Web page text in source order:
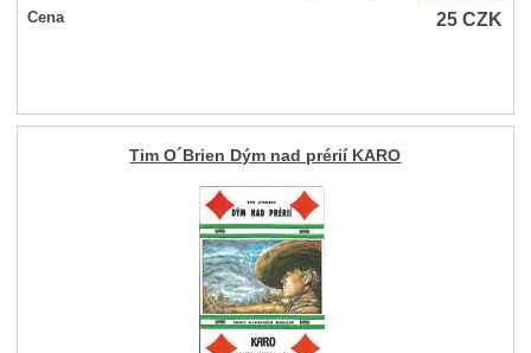
Cena 25CZK
Tim O´Brien Dým nad prérií KARO